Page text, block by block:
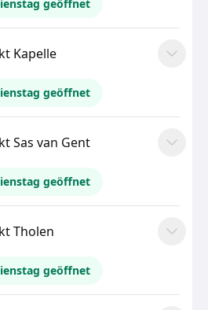
geöffnet
Kapelle
geöffnet
Sas van Gent
geöffnet
Tholen
geöffnet